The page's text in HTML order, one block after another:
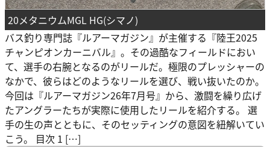
20メタニウムMGL HG(シマノ)
バス釣り専門誌『ルアーマガジン』が主催する『陸王2025
チャンピオンカーニバル』。その過酷なフィールドにおい
て、選手の右腕となるのがリールだ。極限のプレッシャーの
なかで、彼らはどのようなリールを選び、戦い抜いたのか。
今回は『ルアーマガジン26年7月号』から、激闘を繰り広げ
たアングラーたちが実際に使用したリールを紹介する。 選
手の生の声とともに、そのセッティングの意図を紐解いてい
こう。 目次 1 […]